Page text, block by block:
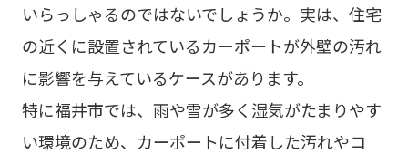
いらっしゃるのではないでしょうか。実は、住宅
の近くに設置されているカーポートが外壁の汚れ
に影響を与えているケースがあります。
特に福井市では、雨や雪が多く湿気がたまりやす
い環境のため、カーポートに付着した汚れやコ